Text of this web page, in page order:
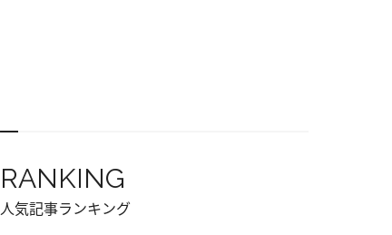
RANKING
人気記事ランキング